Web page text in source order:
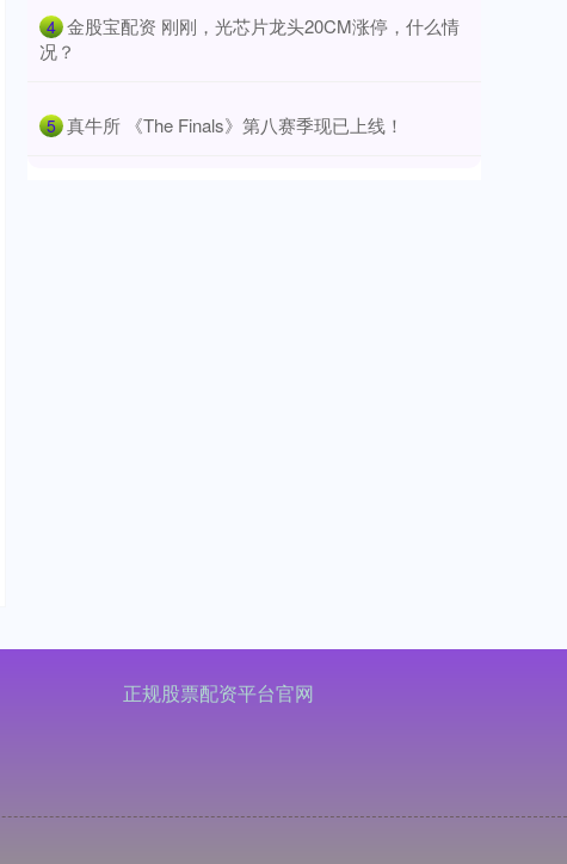
4 ​金股宝配资 刚刚，光芯片龙头20CM涨停，什么情
况？
5 ​真牛所 《The Finals》第八赛季现已上线！
正规股票配资平台官网